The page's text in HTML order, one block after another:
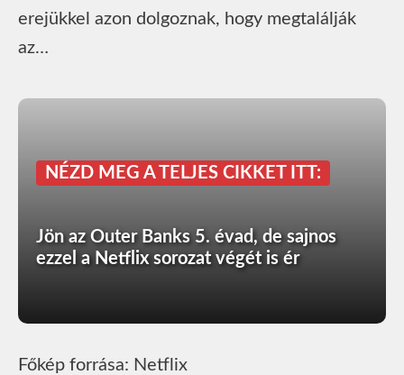
erejükkel azon dolgoznak, hogy megtalálják
az…
NÉZD MEG A TELJES CIKKET ITT:
Jön az Outer Banks 5. évad, de sajnos
ezzel a Netflix sorozat végét is ér
Főkép forrása: Netflix